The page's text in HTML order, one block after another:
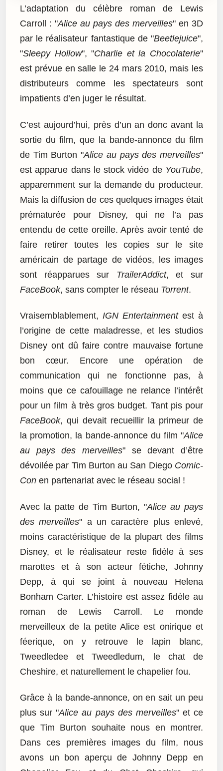
L’adaptation du célèbre roman de Lewis
Carroll : "Alice au pays des merveilles" en 3D
par le réalisateur fantastique de "Beetlejuice",
"Sleepy Hollow", "Charlie et la Chocolaterie"
est prévue en salle le 24 mars 2010, mais les
distributeurs comme les spectateurs sont
impatients d’en juger le résultat.
C’est aujourd’hui, près d’un an donc avant la
sortie du film, que la bande-annonce du film
de Tim Burton "Alice au pays des merveilles"
est apparue dans le stock vidéo de YouTube,
apparemment sur la demande du producteur.
Mais la diffusion de ces quelques images était
prématurée pour Disney, qui ne l’a pas
entendu de cette oreille. Après avoir tenté de
faire retirer toutes les copies sur le site
américain de partage de vidéos, les images
sont réapparues sur TrailerAddict, et sur
FaceBook, sans compter le réseau Torrent.
Vraisemblablement, IGN Entertainmentest à
l’origine de cette maladresse, et les studios
Disney ont dû faire contre mauvaise fortune
bon cœur. Encore une opération de
communication qui ne fonctionne pas, à
moins que ce cafouillage ne relance l’intérêt
pour un film à très gros budget. Tant pis pour
FaceBook, qui devait recueillir la primeur de
la promotion, la bande-annonce du film "Alice
au pays des merveilles" se devant d’être
dévoilée par Tim Burton au San Diego Comic-
Con en partenariat avec le réseau social !
Avec la patte de Tim Burton, "Alice au pays
des merveilles" a un caractère plus enlevé,
moins caractéristique de la plupart des films
Disney, et le réalisateur reste fidèle à ses
marottes et à son acteur fétiche, Johnny
Depp, à qui se joint à nouveau Helena
Bonham Carter. L’histoire est assez fidèle au
roman de Lewis Carroll. Le monde
merveilleux de la petite Alice est onirique et
féerique, on y retrouve le lapin blanc,
Tweedledee et Tweedledum, le chat de
Cheshire, et naturellement le chapelier fou.
Grâce à la bande-annonce, on en sait un peu
plus sur "Alice au pays des merveilles" et ce
que Tim Burton souhaite nous en montrer.
Dans ces premières images du film, nous
avons un bon aperçu de Johnny Depp en